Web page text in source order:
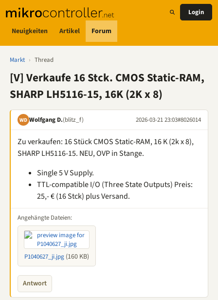
Neuigkeiten Artikel Forum
Login
Markt › Thread
[V] Verkaufe 16 Stck. CMOS Static-RAM,
SHARP LH5116-15, 16K (2K x 8)
WD Wolfgang D.(blitz_f) 2026-03-21 23:03#8026014
Zu verkaufen: 16 Stück CMOS Static-RAM, 16 K (2k x 8),
SHARP LH5116-15. NEU, OVP in Stange.
Single 5 V Supply.
TTL-compatible I/O (Three State Outputs) Preis:
25,- € (16 Stck) plus Versand.
Angehängte Dateien:
P1040627_ji.jpg (160 KB)
Antwort